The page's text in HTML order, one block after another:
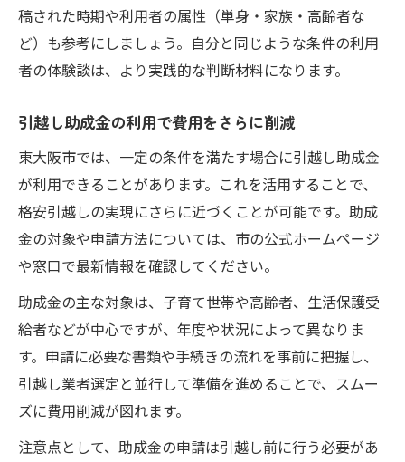
稿された時期や利用者の属性（単身・家族・高齢者な
ど）も参考にしましょう。自分と同じような条件の利用
者の体験談は、より実践的な判断材料になります。
引越し助成金の利用で費用をさらに削減
東大阪市では、一定の条件を満たす場合に引越し助成金
が利用できることがあります。これを活用することで、
格安引越しの実現にさらに近づくことが可能です。助成
金の対象や申請方法については、市の公式ホームページ
や窓口で最新情報を確認してください。
助成金の主な対象は、子育て世帯や高齢者、生活保護受
給者などが中心ですが、年度や状況によって異なりま
す。申請に必要な書類や手続きの流れを事前に把握し、
引越し業者選定と並行して準備を進めることで、スムー
ズに費用削減が図れます。
注意点として、助成金の申請は引越し前に行う必要があ